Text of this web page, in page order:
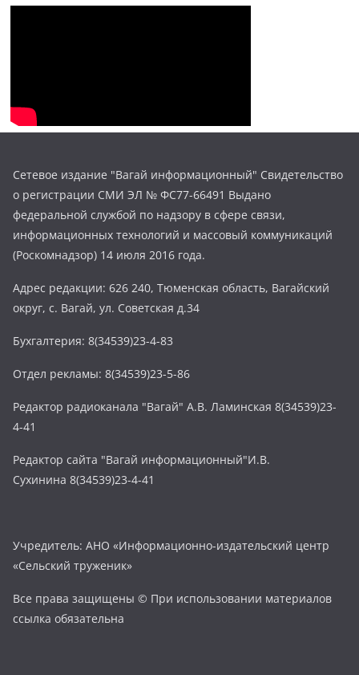
Сетевое издание "Вагай информационный" Свидетельство
о регистрации СМИ ЭЛ № ФС77-66491 Выдано
федеральной службой по надзору в сфере связи,
информационных технологий и массовый коммуникаций
(Роскомнадзор) 14 июля 2016 года.
Адрес редакции: 626 240, Тюменская область, Вагайский
округ, с. Вагай, ул. Советская д.34
Бухгалтерия: 8(34539)23-4-83
Отдел рекламы: 8(34539)23-5-86
Редактор радиоканала "Вагай" А.В. Ламинская 8(34539)23-
4-41
Редактор сайта "Вагай информационный"И.В.
Сухинина 8(34539)23-4-41
Учредитель: АНО «Информационно-издательский центр
«Сельский труженик»
Все права защищены © При использовании материалов
ссылка обязательна